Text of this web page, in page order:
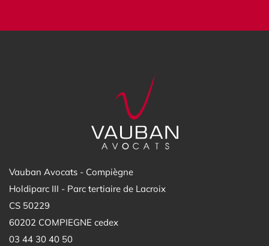
Vauban Avocats - Compiègne
Holdiparc III - Parc tertiaire de Lacroix
CS 50229
60202 COMPIEGNE cedex
03 44 30 40 50